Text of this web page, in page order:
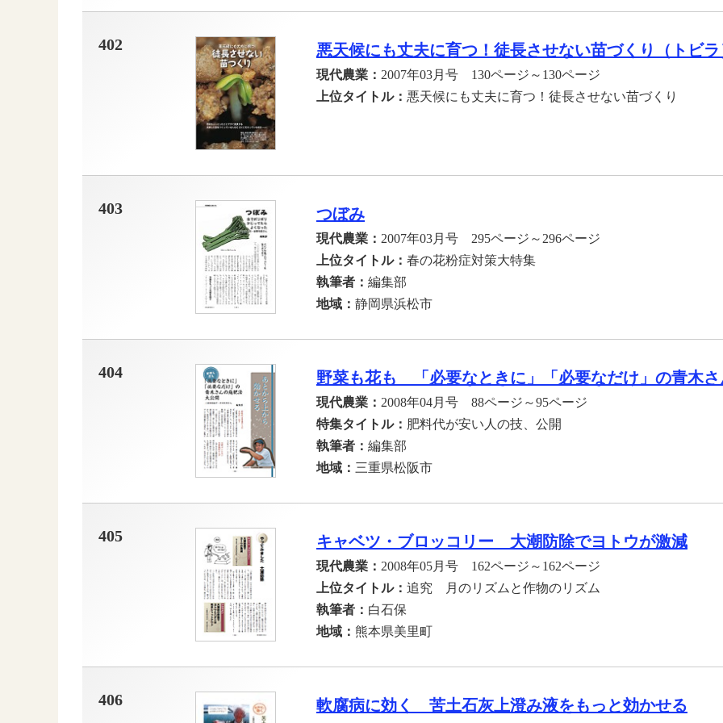
402 悪天候にも丈夫に育つ！徒長させない苗づくり（トビラ
現代農業： 2007年03月号 130ページ～130ページ
上位タイトル： 悪天候にも丈夫に育つ！徒長させない苗づくり
403 つぼみ
現代農業： 2007年03月号 295ページ～296ページ
上位タイトル： 春の花粉症対策大特集
執筆者： 編集部
地域： 静岡県浜松市
404 野菜も花も 「必要なときに」「必要なだけ」の青木
現代農業： 2008年04月号 88ページ～95ページ
特集タイトル： 肥料代が安い人の技、公開
執筆者： 編集部
地域： 三重県松阪市
405 キャベツ・ブロッコリー 大潮防除でヨトウが激減
現代農業： 2008年05月号 162ページ～162ページ
上位タイトル： 追究 月のリズムと作物のリズム
執筆者： 白石保
地域： 熊本県美里町
406 軟腐病に効く 苦土石灰上澄み液をもっと効かせる